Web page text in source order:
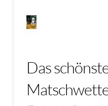
Das